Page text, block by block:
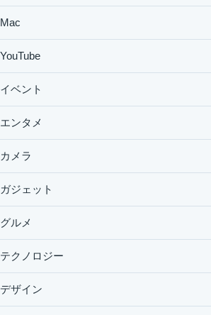
Mac
YouTube
イベント
エンタメ
カメラ
ガジェット
グルメ
テクノロジー
デザイン